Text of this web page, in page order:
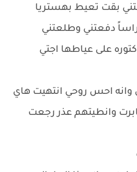
بقت تعيط بهستريا
دفعتني وطلعتني
على عياطها اجتي
احس روحي انتهيت هاي
وانطيتهم عذر رجعت